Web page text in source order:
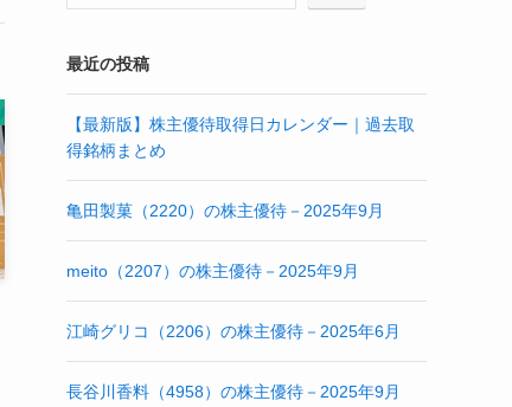
最近の投稿
【最新版】株主優待取得日カレンダー｜過去取
得銘柄まとめ
亀田製菓（2220）の株主優待－2025年9月
meito（2207）の株主優待－2025年9月
江崎グリコ（2206）の株主優待－2025年6月
長谷川香料（4958）の株主優待－2025年9月